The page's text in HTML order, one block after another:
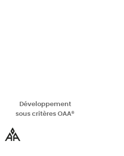
Développement
sous critères OAA®